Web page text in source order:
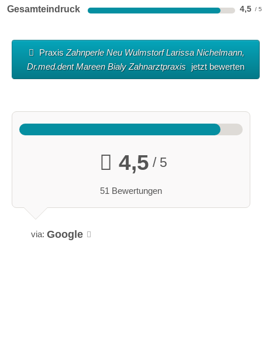
Gesamteindruck 4,5
PraxisZahnperle Neu Wulmstorf Larissa Nichelmann,
Dr.med.dent Mareen Bialy Zahnarztpraxis jetzt bewerten
4,5 / 5
51 Bewertungen
via: Google